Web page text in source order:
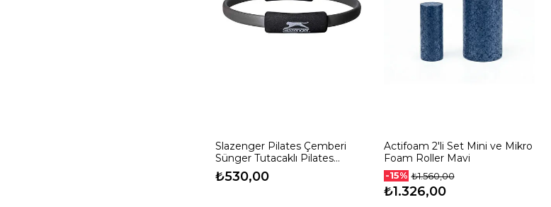
Slazenger Pilates Çemberi
Sünger Tutacaklı Pilates
Aksesuarları STD
₺530,00
Actifoam 2'li Set Mini ve Mikro
Foam Roller Mavi
-15% ₺1.560,00
₺1.326,00